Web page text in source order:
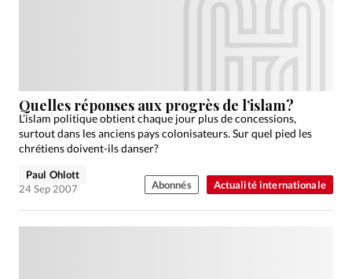
Actualité internationale
Quelles réponses aux progrès de l’islam?
L’islam politique obtient chaque jour plus de concessions,
surtout dans les anciens pays colonisateurs. Sur quel pied les
chrétiens doivent-ils danser?
Paul Ohlott
24 Sep 2007
Abonnés